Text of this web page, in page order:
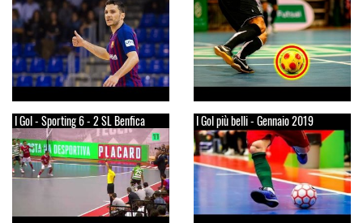
I Gol - Sporting 6 - 2 SL Benfica I Gol più belli - Gennaio 2019